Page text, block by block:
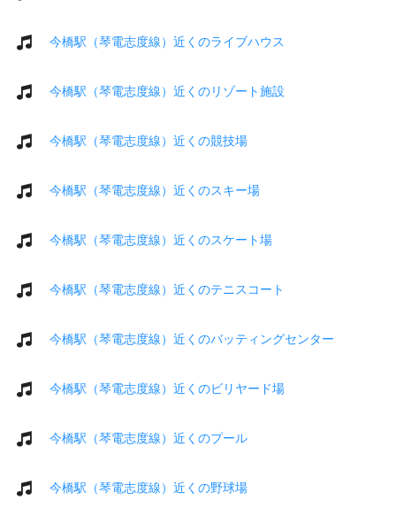
今橋駅（琴電志度線）近くのライブハウス
今橋駅（琴電志度線）近くのリゾート施設
今橋駅（琴電志度線）近くの競技場
今橋駅（琴電志度線）近くのスキー場
今橋駅（琴電志度線）近くのスケート場
今橋駅（琴電志度線）近くのテニスコート
今橋駅（琴電志度線）近くのバッティングセンター
今橋駅（琴電志度線）近くのビリヤード場
今橋駅（琴電志度線）近くのプール
今橋駅（琴電志度線）近くの野球場